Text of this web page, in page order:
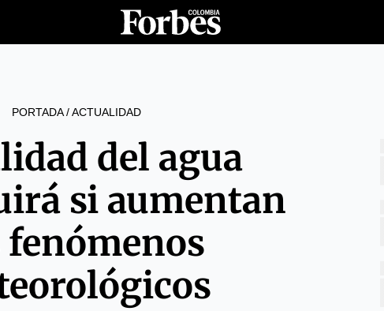
PORTADA/ACTUALIDAD
del agua
si aumentan
fenómenos